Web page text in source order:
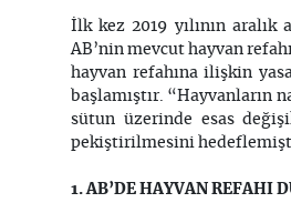
İlk kez 2019 yılının aralık
AB’nin mevcut hayvan
hayvan refahına ilişkin
başlamıştır. “Hayvanların
sütun üzerinde esas
pekiştirilmesini
1. AB’DE HAYVAN REFAHI